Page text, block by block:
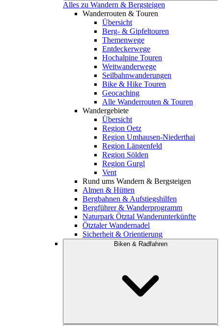
Alles zu Wandern & Bergsteigen
Wanderrouten & Touren
Übersicht
Berg- & Gipfeltouren
Themenwege
Entdeckerwege
Hochalpine Touren
Weitwanderwege
Seilbahnwanderungen
Bike & Hike Touren
Geocaching
Alle Wanderrouten & Touren
Wandergebiete
Übersicht
Region Oetz
Region Umhausen-Niederthai
Region Längenfeld
Region Sölden
Region Gurgl
Vent
Rund ums Wandern & Bergsteigen
Almen & Hütten
Bergbahnen & Aufstiegshilfen
Bergführer & Wanderprogramm
Naturpark Ötztal Wanderunterkünfte
Ötztaler Wandernadel
Sicherheit & Orientierung
Biken & Radfahren